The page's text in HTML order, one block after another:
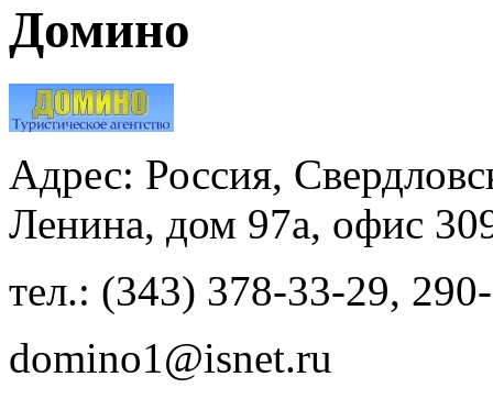
Домино
Адрес: Россия,
Ленина, дом 97а, офис
тел.: (343) 378-33-29,
domino1@isnet.ru